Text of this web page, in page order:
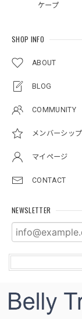
ケープ
SHOP INFO
ABOUT
BLOG
COMMUNITY
メンバーシップ
マイページ
CONTACT
NEWSLETTER